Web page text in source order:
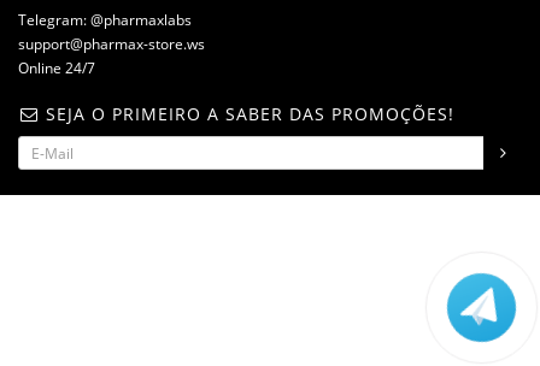
Telegram: @pharmaxlabs
support@pharmax-store.ws
Online 24/7
SEJA O PRIMEIRO A SABER DAS PROMOÇÕES!